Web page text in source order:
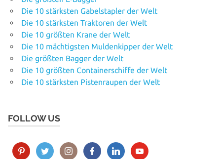
Die 10 stärksten Gabelstapler der Welt
Die 10 stärksten Traktoren der Welt
Die 10 größten Krane der Welt
Die 10 mächtigsten Muldenkipper der Welt
Die größten Bagger der Welt
Die 10 größten Containerschiffe der Welt
Die 10 stärksten Pistenraupen der Welt
FOLLOW US